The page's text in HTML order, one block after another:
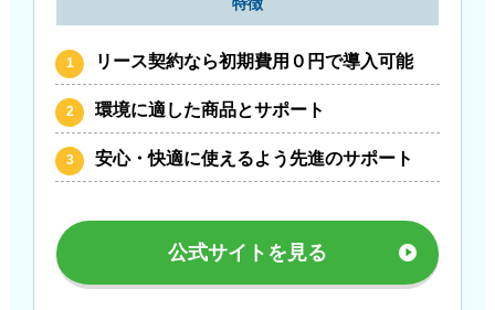
リース契約なら初期費用０円で導入可能
環境に適した商品とサポート
安心・快適に使えるよう先進のサポート
公式サイトを見る